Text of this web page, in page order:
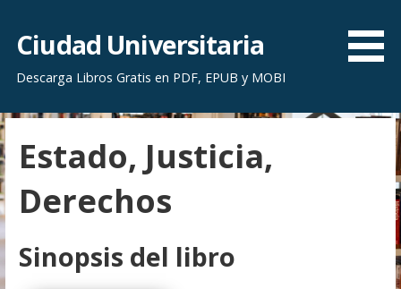
r
a
l
c
o
n
e
Ciudad Universitaria
Descarga Libros Gratis en PDF, EPUB y MOBI
Estado, Justicia,
Derechos
Sinopsis del libro